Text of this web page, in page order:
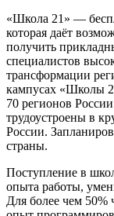
«Школа 21» —
которая даёт
получить
специалистов
трансформации
кампусах «Школы
70 регионов
трудоустроены в
России.
страны.
Поступление в
опыта работы,
Для более чем 50%